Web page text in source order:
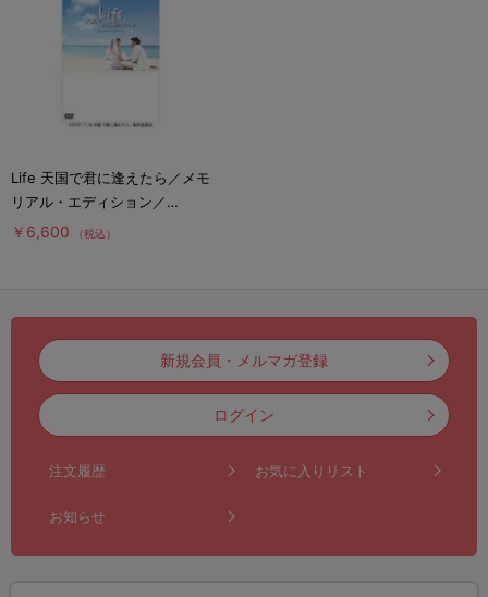
Life 天国で君に逢えたら／メモ
リアル・エディション／
DVD（2枚組）
￥6,600 （税込）
新規会員・メルマガ登録
ログイン
注文履歴 お気に入りリスト
お知らせ